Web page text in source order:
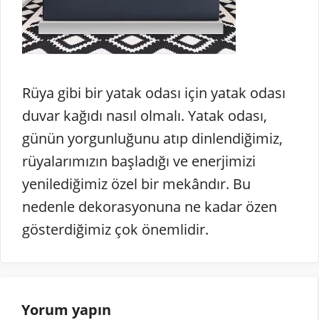
Rüya gibi bir yatak odası için yatak odası
duvar kağıdı nasıl olmalı. Yatak odası,
günün yorgunluğunu atıp dinlendiğimiz,
rüyalarımızın başladığı ve enerjimizi
yenilediğimiz özel bir mekândır. Bu
nedenle dekorasyonuna ne kadar özen
gösterdiğimiz çok önemlidir.
Yorum yapın